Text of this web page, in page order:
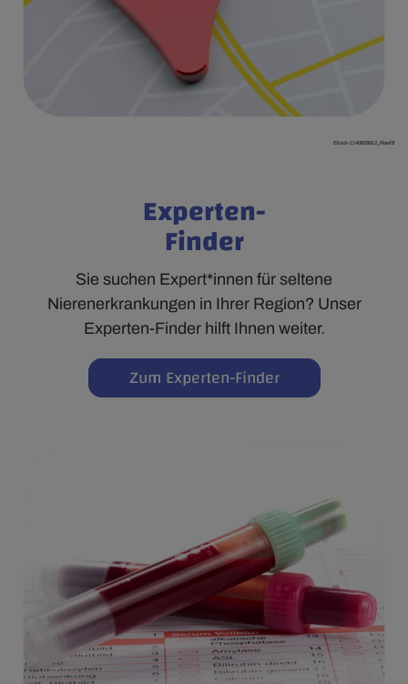
iStock-1140828812_Rawf8
Experten-
Finder
Sie suchen Expert*innen für seltene
Nierenerkrankungen in Ihrer Region? Unser
Experten-Finder hilft Ihnen weiter.
Zum Experten-Finder